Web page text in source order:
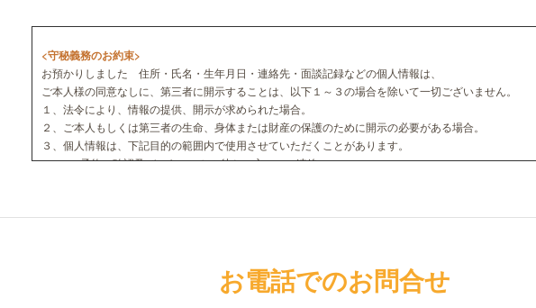
<守秘義務のお約束>
お預かりしました 住所・氏名・生年月日・連絡先・面談記録などの個人情報は、
ご本人様の同意なしに、第三者に開示することは、以下１～３の場合を除いて一切ございません。
１、法令により、情報の提供、開示が求められた場合。
２、ご本人もしくは第三者の生命、身体または財産の保護のために開示の必要がある場合。
３、個人情報は、下記目的の範囲内で使用させていただくことがあります。
a、ご予約の確認及び、キャンセル待ちの方へのご連絡
ただし、裁判所、警察、消費者センターまたはこれらに準じた権限をもった機関から要請がある場合
お電話でのお問合せ